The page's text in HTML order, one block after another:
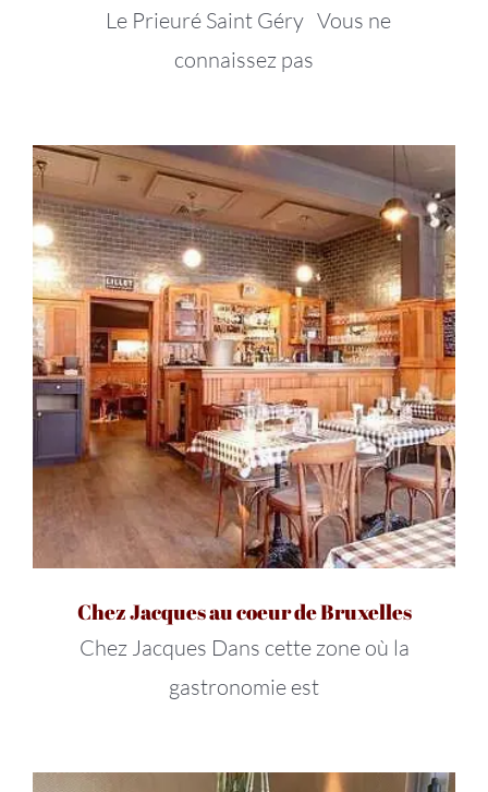
Le Prieuré Saint Géry Vous ne
connaissez pas
Chez Jacques au coeur de Bruxelles
Chez Jacques Dans cette zone où la
gastronomie est